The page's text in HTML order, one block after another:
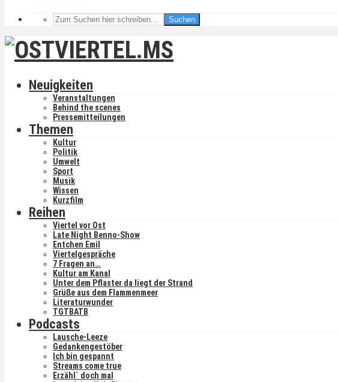
Suchen
Neuigkeiten
Veranstaltungen
Behind the scenes
Pressemitteilungen
Themen
Kultur
Politik
Umwelt
Sport
Musik
Wissen
Kurzfilm
Reihen
Viertel vor Ost
Late Night Benno-Show
Entchen Emil
Viertelgespräche
7 Fragen an…
Kultur am Kanal
Unter dem Pflaster da liegt der Strand
Grüße aus dem Flammenmeer
Literaturwunder
TGTBATB
Podcasts
Lausche-Leeze
Gedankengestöber
Ich bin gespannt
Streams come true
Erzähl´ doch mal